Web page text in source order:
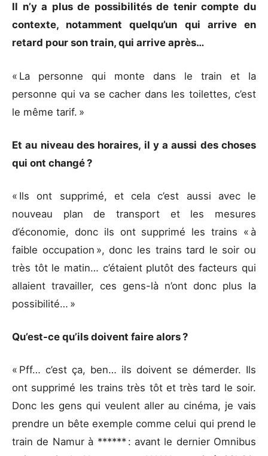
Il n’y a plus de possibilités de tenir compte du
contexte, notamment quelqu’un qui arrive en
retard pour son train, qui arrive après…
« La personne qui monte dans le train et la
personne qui va se cacher dans les toilettes, c’est
le même tarif. »
Et au niveau des horaires, il y a aussi des choses
qui ont changé ?
« Ils ont supprimé, et cela c’est aussi avec le
nouveau plan de transport et les mesures
d’économie, donc ils ont supprimé les trains « à
faible occupation », donc les trains tard le soir ou
très tôt le matin… c’étaient plutôt des facteurs qui
allaient travailler, ces gens-là n’ont donc plus la
possibilité… »
Qu’est-ce qu’ils doivent faire alors ?
« Pff… c’est ça, ben… ils doivent se démerder. Ils
ont supprimé les trains très tôt et très tard le soir.
Donc les gens qui veulent aller au cinéma, je vais
prendre un bête exemple comme celui qui prend le
train de Namur à ****** : avant le dernier Omnibus